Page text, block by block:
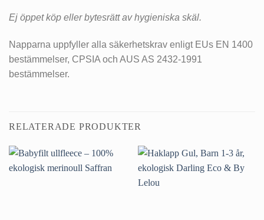
Ej öppet köp eller bytesrätt av hygieniska skäl.
Napparna uppfyller alla säkerhetskrav enligt EUs EN 1400
bestämmelser, CPSIA och AUS AS 2432-1991
bestämmelser.
RELATERADE PRODUKTER